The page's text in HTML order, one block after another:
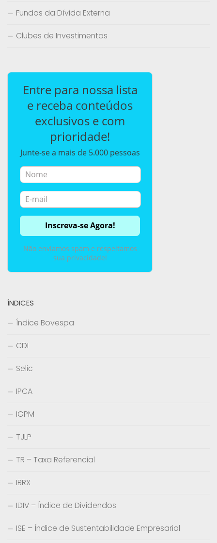
Fundos da Dívida Externa
Clubes de Investimentos
Entre para nossa lista
e receba conteúdos
exclusivos e com
prioridade!
Junte-se a mais de 5.000 pessoas
Não enviamos spam e respeitamos
sua privacidade!
ÍNDICES
Índice Bovespa
CDI
Selic
IPCA
IGPM
TJLP
TR – Taxa Referencial
IBRX
IDIV – Índice de Dividendos
ISE – Índice de Sustentabilidade Empresarial